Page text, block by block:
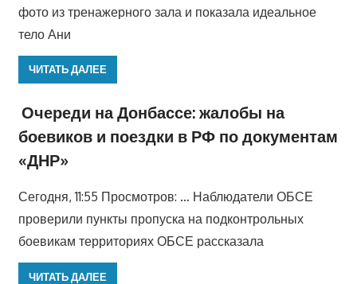
фото из тренажерного зала и показала идеальное
тело Ани
ЧИТАТЬ ДАЛЕЕ
Очереди на Донбассе: жалобы на
боевиков и поездки в РФ по документам
«ДНР»
Сегодня, 11:55 Просмотров: … Наблюдатели ОБСЕ
проверили пункты пропуска на подконтрольных
боевикам территориях ОБСЕ рассказала
ЧИТАТЬ ДАЛЕЕ